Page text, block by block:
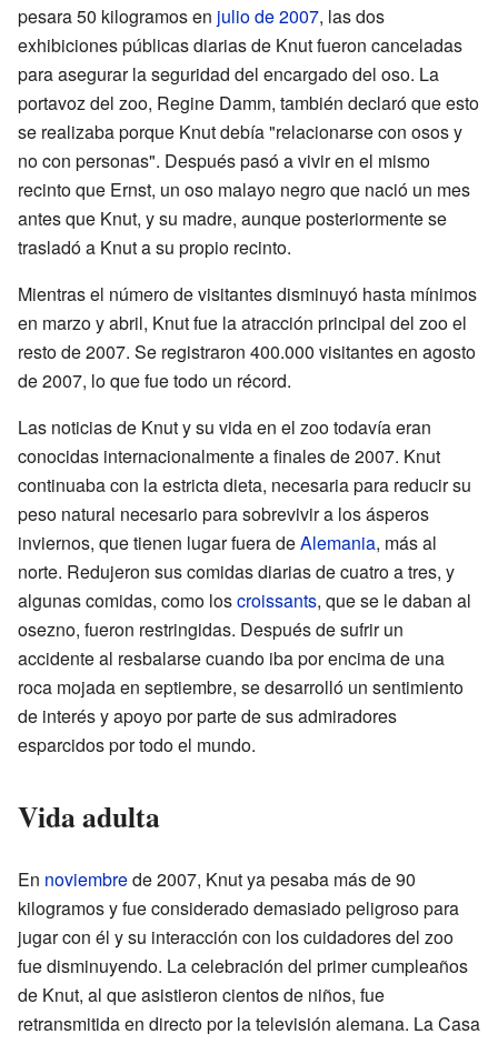
pesara 50 kilogramos en julio de 2007, las dos
exhibiciones públicas diarias de Knut fueron canceladas
para asegurar la seguridad del encargado del oso. La
portavoz del zoo, Regine Damm, también declaró que esto
se realizaba porque Knut debía "relacionarse con osos y
no con personas". Después pasó a vivir en el mismo
recinto que Ernst, un oso malayo negro que nació un mes
antes que Knut, y su madre, aunque posteriormente se
trasladó a Knut a su propio recinto.
Mientras el número de visitantes disminuyó hasta mínimos
en marzo y abril, Knut fue la atracción principal del zoo el
resto de 2007. Se registraron 400.000 visitantes en agosto
de 2007, lo que fue todo un récord.
Las noticias de Knut y su vida en el zoo todavía eran
conocidas internacionalmente a finales de 2007. Knut
continuaba con la estricta dieta, necesaria para reducir su
peso natural necesario para sobrevivir a los ásperos
inviernos, que tienen lugar fuera deAlemania, más al
norte. Redujeron sus comidas diarias de cuatro a tres, y
algunas comidas, como loscroissants, que se le daban al
osezno, fueron restringidas. Después de sufrir un
accidente al resbalarse cuando iba por encima de una
roca mojada en septiembre, se desarrolló un sentimiento
de interés y apoyo por parte de sus admiradores
esparcidos por todo el mundo.
Vida adulta
En noviembrede 2007, Knut ya pesaba más de 90
kilogramos y fue considerado demasiado peligroso para
jugar con él y su interacción con los cuidadores del zoo
fue disminuyendo. La celebración del primer cumpleaños
de Knut, al que asistieron cientos de niños, fue
retransmitida en directo por la televisión alemana. La Casa